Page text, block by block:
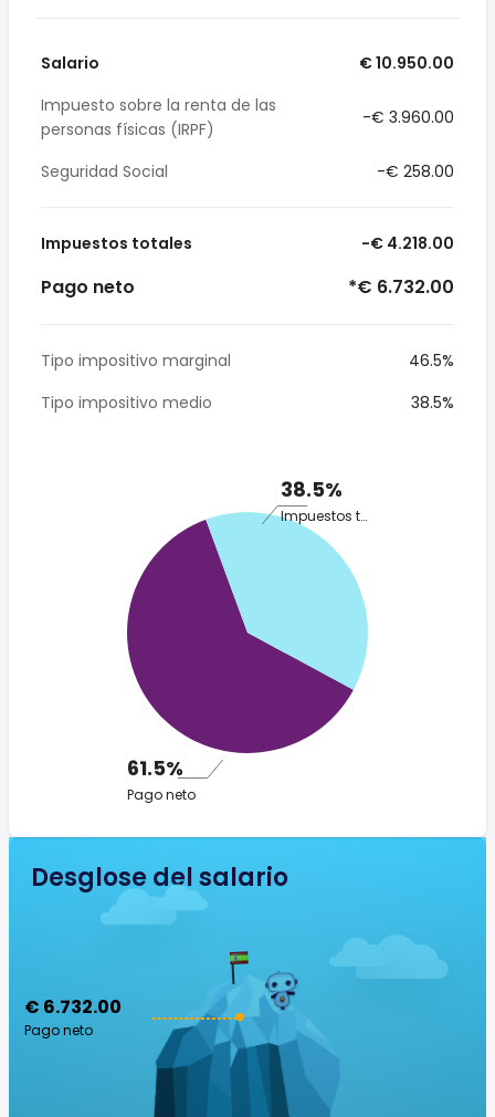
Salario
€ 10.950.00
Impuesto sobre la renta de las
personas físicas (IRPF)
-€ 3.960.00
Seguridad Social -€ 258.00
Impuestos totales -€ 4.218.00
Pago neto *€ 6.732.00
Tipo impositivo marginal
46.5%
Tipo impositivo medio
38.5%
38.5%
Impuestos totales
61.5%
Pago neto
Desglose del salario
€ 6.732.00
Pago neto